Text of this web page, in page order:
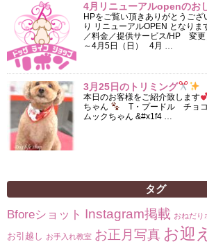
4月リニューアルopenのお
HPをご覧い頂きありがとうござ
り リニューアルOPEN となり
／料金／提供サービス/HP 変更
～4月5日（日） 4月 …
3月25日のトリミング
本日のお客様をご紹介致します
ちゃん
T・プードル チョ
ムックちゃん &#x1f4 …
タグ
Bforeショット Instagram掲載 おねだ
お引越し お手入れ教室 お正月写真 お迎